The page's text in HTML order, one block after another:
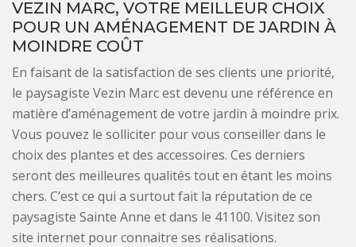
VEZIN MARC, VOTRE MEILLEUR CHOIX
POUR UN AMÉNAGEMENT DE JARDIN À
MOINDRE COÛT
En faisant de la satisfaction de ses clients une priorité,
le paysagiste Vezin Marc est devenu une référence en
matière d’aménagement de votre jardin à moindre prix.
Vous pouvez le solliciter pour vous conseiller dans le
choix des plantes et des accessoires. Ces derniers
seront des meilleures qualités tout en étant les moins
chers. C’est ce qui a surtout fait la réputation de ce
paysagiste Sainte Anne et dans le 41100. Visitez son
site internet pour connaitre ses réalisations.